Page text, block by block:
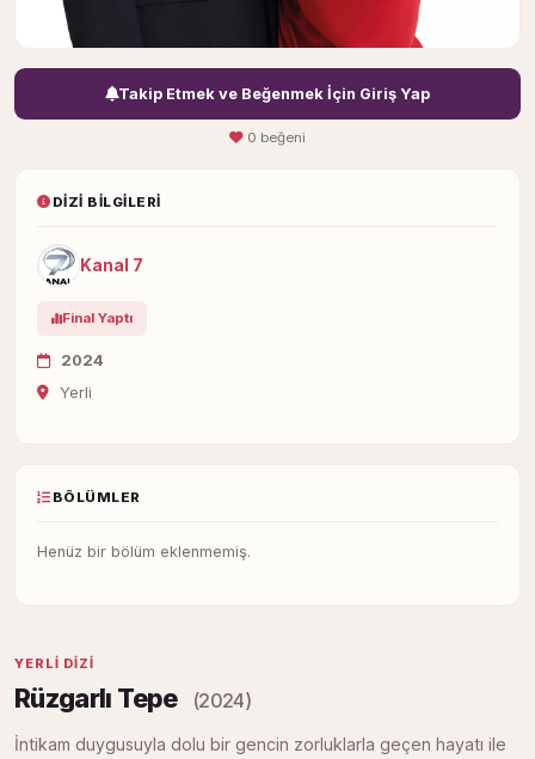
Takip Etmek ve Beğenmek İçin Giriş Yap
0 beğeni
DIZI BILGILERI
Kanal 7
Final Yaptı
2024
Yerli
BÖLÜMLER
Henüz bir bölüm eklenmemiş.
YERLI DIZI
Rüzgarlı Tepe (2024)
İntikam duygusuyla dolu bir gencin zorluklarla geçen hayatı ile